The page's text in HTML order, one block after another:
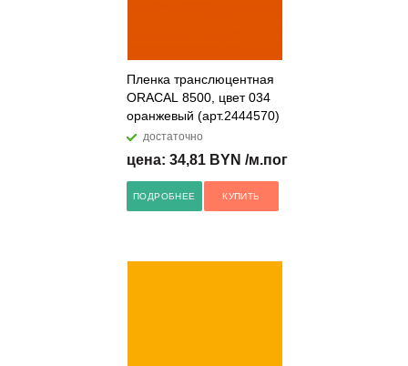
Пленка транслюцентная
ORACAL 8500, цвет 034
оранжевый (арт.2444570)
достаточно
цена: 34,81 BYN /м.пог
ПОДРОБНЕЕ КУПИТЬ